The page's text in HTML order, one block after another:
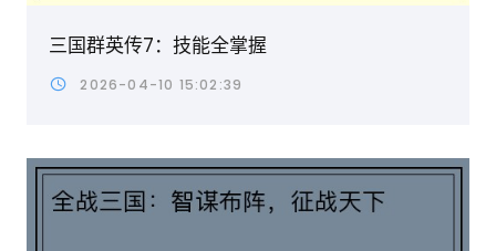
三国群英传7：技能全掌握
2026-04-10 15:02:39